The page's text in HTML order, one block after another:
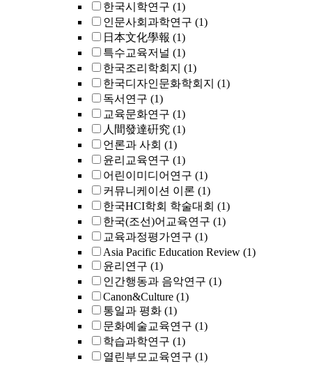
한국시학연구 (1)
인문사회과학연구 (1)
日本文化學報 (1)
특수교육저널 (1)
한국조리학회지 (1)
한국디자인문화학회지 (1)
독서연구 (1)
교육문화연구 (1)
人間發達硏究 (1)
언론과 사회 (1)
윤리교육연구 (1)
어린이미디어연구 (1)
커뮤니케이션 이론 (1)
한국HCI학회 학술대회 (1)
한국(조선)어교육연구 (1)
교육과정평가연구 (1)
Asia Pacific Education Review (1)
윤리연구 (1)
인간행동과 음악연구 (1)
Canon&Culture (1)
통일과 평화 (1)
문화예술교육연구 (1)
학습과학연구 (1)
열린부모교육연구 (1)